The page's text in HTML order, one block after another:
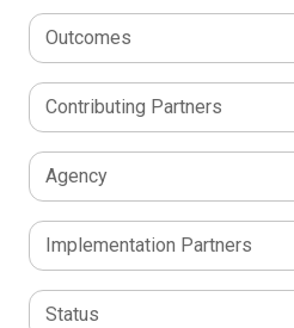
Outcomes
Contributing Partners
Agency
Implementation Partners
Status